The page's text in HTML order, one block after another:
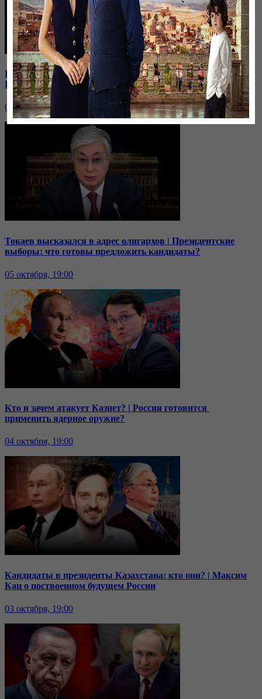
В Иране к протестующим присоединились школьницы |
Кто из политиков готов встать в оппозицию?
06 октября, 19:00
Токаев высказался в адрес олигархов | Президентские
выборы: что готовы предложить кандидаты?
05 октября, 19:00
Кто и зачем атакует Казнет? | Россия готовится
применить ядерное оружие?
04 октября, 19:00
Кандидаты в президенты Казахстана: кто они? | Максим
Кац о поствоенном будущем России
03 октября, 19:00